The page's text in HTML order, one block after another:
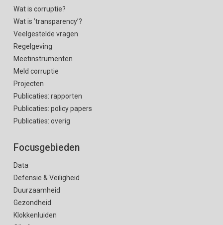
Wat is corruptie?
Wat is ’transparency’?
Veelgestelde vragen
Regelgeving
Meetinstrumenten
Meld corruptie
Projecten
Publicaties: rapporten
Publicaties: policy papers
Publicaties: overig
Focusgebieden
Data
Defensie & Veiligheid
Duurzaamheid
Gezondheid
Klokkenluiden